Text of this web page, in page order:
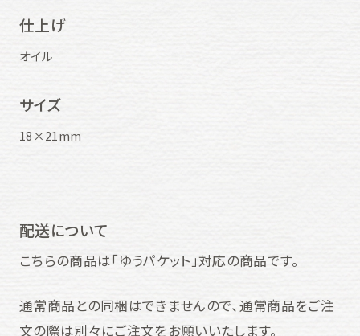
仕上げ
オイル
サイズ
18×21mm
配送について
こちらの商品は「ゆうパケット」対応の商品です。
通常商品との同梱はできませんので、通常商品をご注
文の際は別々にご注文をお願いいたします。